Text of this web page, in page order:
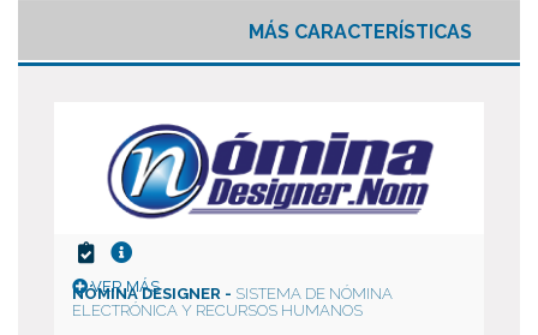
MÁS CARACTERÍSTICAS
VER MÁS
NÓMINA DESIGNER - SISTEMA DE NÓMINA
ELECTRÓNICA Y RECURSOS HUMANOS